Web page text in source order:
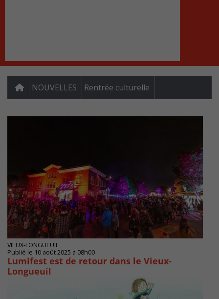
NOUVELLES Rentrée culturelle
VIEUX-LONGUEUIL
Publié le 10 août 2025 à 08h00
Lumifest est de retour dans le Vieux-
Longueuil